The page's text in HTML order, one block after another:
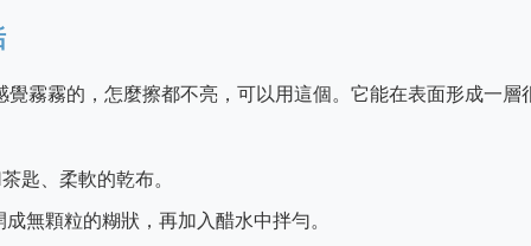
霧霧的，怎麼擦都不亮，可以用這個。它能在表面形成一層
匙、柔軟的乾布。
無顆粒的糊狀，再加入醋水中拌勻。